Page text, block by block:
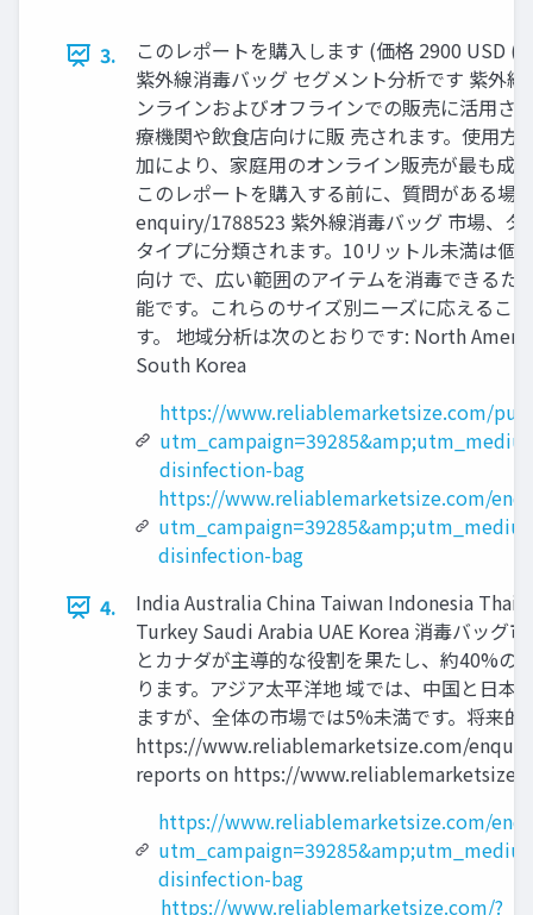
3.
このレポートを購入します (価格 2900
紫外線消毒バッグ セグメント分析です 紫外
ンラインおよびオフラインでの販売に活用さ
療機関や飲食店向けに販 売されます。使用
加により、家庭用のオンライン販売が最も成
このレポートを購入する前に、質問がある
enquiry/1788523 紫外線消毒バッグ 市場、タ
タイプに分類されます。10リットル未満は個
向け で、広い範囲のアイテムを消毒できる
能です。これらのサイズ別ニーズに応えるこ
す。 地域分析は次のとおりです: North
South Korea
https://www.reliablemarketsize.com/
disinfection-bag
https://www.reliablemarketsize.com/
disinfection-bag
4.
India Australia China Taiwan Indonesia
Turkey Saudi Arabia UAE Korea 消毒バッグ
とカナダが主導的な役割を果たし、約40%の
ります。アジア太平洋地 域では、中国と日
ますが、全体の市場では5%未満です。将来
https://www.reliablemarketsize.com/
reports on https://
https://www.reliablemarketsize.com/
disinfection-bag
https://www.reliablemarketsize.com/?